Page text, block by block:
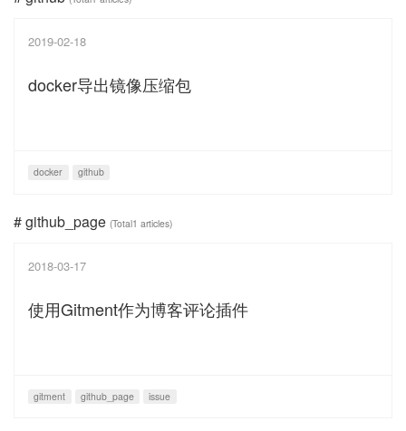
2019-02-18
docker导出镜像压缩包
docker github
# github_page (Total1 articles)
2018-03-17
使用Gitment作为博客评论插件
gitment github_page issue